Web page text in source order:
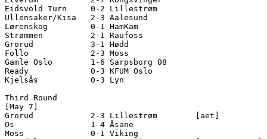
Eidsvold Turn     0-2 Lillestrøm
Ullensaker/Kisa   2-3 Aalesund
Lørenskog         0-1 HamKam
Strømmen          2-1 Raufoss
Grorud            3-1 Hødd
Follo             2-3 Moss
Gamle Oslo        1-6 Sarpsborg 08
Ready             0-3 KFUM Oslo
Kjelsås           0-3 Lyn
Third Round
[May 7]
Grorud            2-3 Lillestrøm        [aet]
Os                1-4 Åsane
Moss              0-1 Viking